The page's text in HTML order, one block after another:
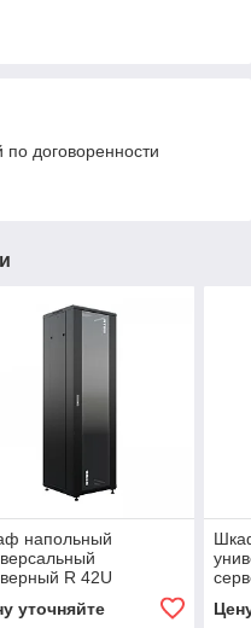
по договоренности
напольный
R 42U
стекло и
уточняйте